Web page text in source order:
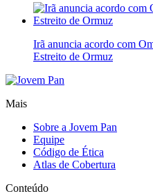
Irã anuncia acordo com
Estreito de Ormuz
Mais
Sobre a Jovem Pan
Equipe
Código de Ética
Atlas de Cobertura
Conteúdo